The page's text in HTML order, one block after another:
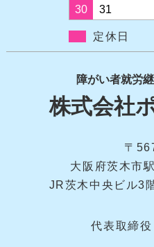
30 31
定休日
障がい者就労
株式会社
〒
大阪府茨木市
JR茨木中央ビル3
代表取締